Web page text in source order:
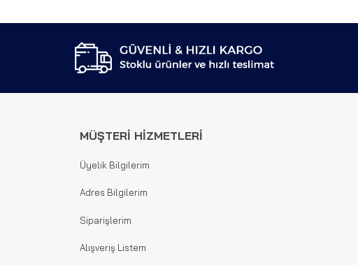
MÜŞTERİ HİZMETLERİ
Üyelik Bilgilerim
Adres Bilgilerim
Siparişlerim
Alışveriş Listem